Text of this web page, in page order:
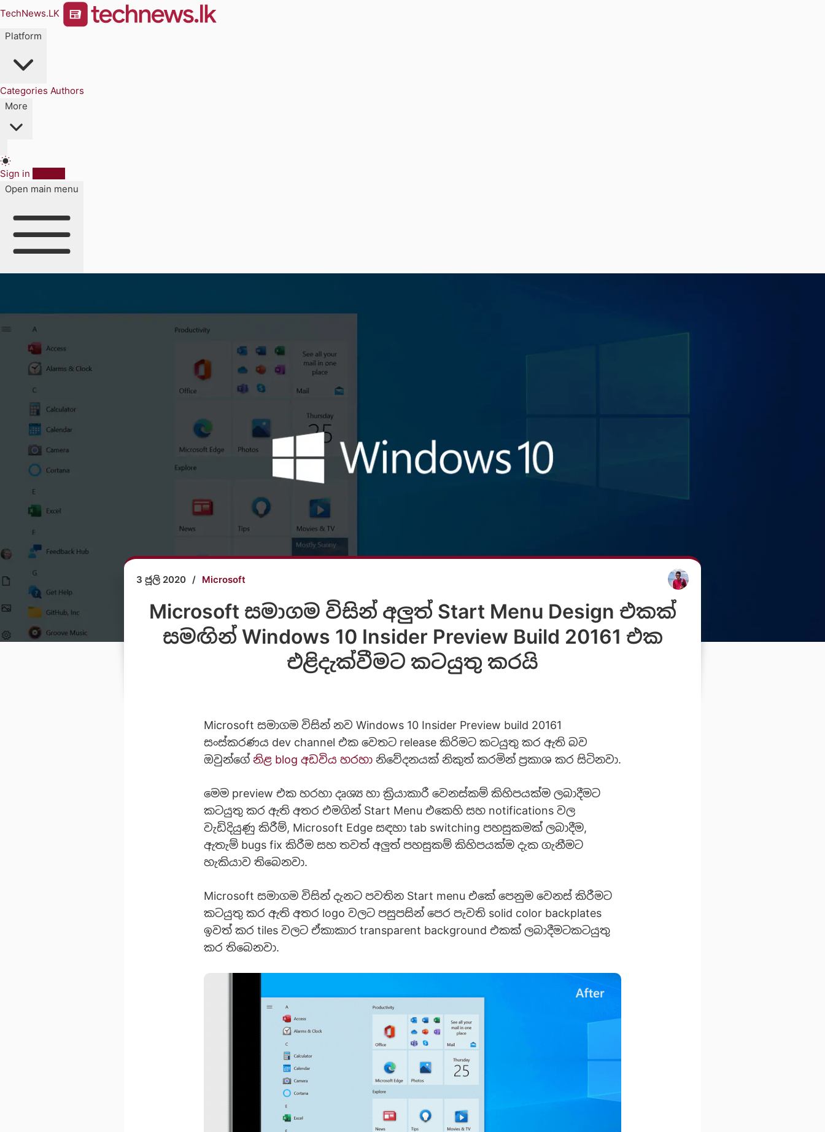
TechNews.LK
Platform
Categories Authors
More
Sign in
Open main menu
3 ජූලි 2020 / Microsoft
Microsoft සමාගම විසින් අලුත් Start Menu Design එකක්
සමඟින් Windows 10 Insider Preview Build 20161 එක
එළිදැක්වීමට කටයුතු කරයි
Microsoft සමාගම විසින් නව Windows 10 Insider Preview build 20161
සංස්කරණය dev channel එක වෙතට release කිරිමට කටයුතු කර ඇති බව
ඔවුන්ගේ නිළ blog අඩවිය හරහා නිවේදනයක් නිකුත් කරමින් ප්‍රකාශ කර සිටිනවා.
මෙම preview එක හරහා දෘශ්‍ය හා ක්‍රියාකාරී වෙනස්කම් කිහිපයක්ම ලබාදීමට
කටයුතු කර ඇති අතර එමගින් Start Menu එකෙහි සහ notifications වල
වැඩිදියුණු කිරීම්, Microsoft Edge සඳහා tab switching පහසුකමක් ලබාදීම,
ඇතැම් bugs fix කිරීම සහ තවත් අලුත් පහසුකම් කිහිපයක්ම දැක ගැනීමට
හැකියාව තිබෙනවා.
Microsoft සමාගම විසින් දැනට පවතින Start menu එකේ පෙනුම වෙනස් කිරීමට
කටයුතු කර ඇති අතර logo වලට පසුපසින් පෙර පැවති solid color backplates
ඉවත් කර tiles වලට ඒකාකාර transparent background එකක් ලබාදීමටකටයුතු
කර තිබෙනවා.